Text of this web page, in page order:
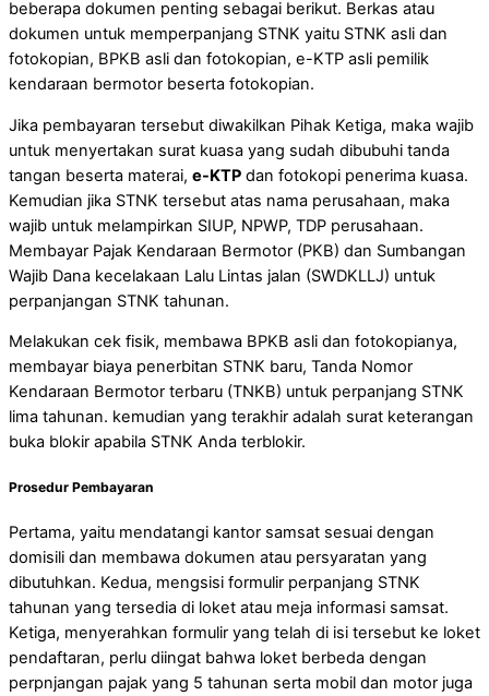
beberapa dokumen penting sebagai berikut. Berkas atau
dokumen untuk memperpanjang STNK yaitu STNK asli dan
fotokopian, BPKB asli dan fotokopian, e-KTP asli pemilik
kendaraan bermotor beserta fotokopian.
Jika pembayaran tersebut diwakilkan Pihak Ketiga, maka wajib
untuk menyertakan surat kuasa yang sudah dibubuhi tanda
tangan beserta materai, e-KTP dan fotokopi penerima kuasa.
Kemudian jika STNK tersebut atas nama perusahaan, maka
wajib untuk melampirkan SIUP, NPWP, TDP perusahaan.
Membayar Pajak Kendaraan Bermotor (PKB) dan Sumbangan
Wajib Dana kecelakaan Lalu Lintas jalan (SWDKLLJ) untuk
perpanjangan STNK tahunan.
Melakukan cek fisik, membawa BPKB asli dan fotokopianya,
membayar biaya penerbitan STNK baru, Tanda Nomor
Kendaraan Bermotor terbaru (TNKB) untuk perpanjang STNK
lima tahunan. kemudian yang terakhir adalah surat keterangan
buka blokir apabila STNK Anda terblokir.
Prosedur Pembayaran
Pertama, yaitu mendatangi kantor samsat sesuai dengan
domisili dan membawa dokumen atau persyaratan yang
dibutuhkan. Kedua, mengsisi formulir perpanjang STNK
tahunan yang tersedia di loket atau meja informasi samsat.
Ketiga, menyerahkan formulir yang telah di isi tersebut ke loket
pendaftaran, perlu diingat bahwa loket berbeda dengan
perpnjangan pajak yang 5 tahunan serta mobil dan motor juga